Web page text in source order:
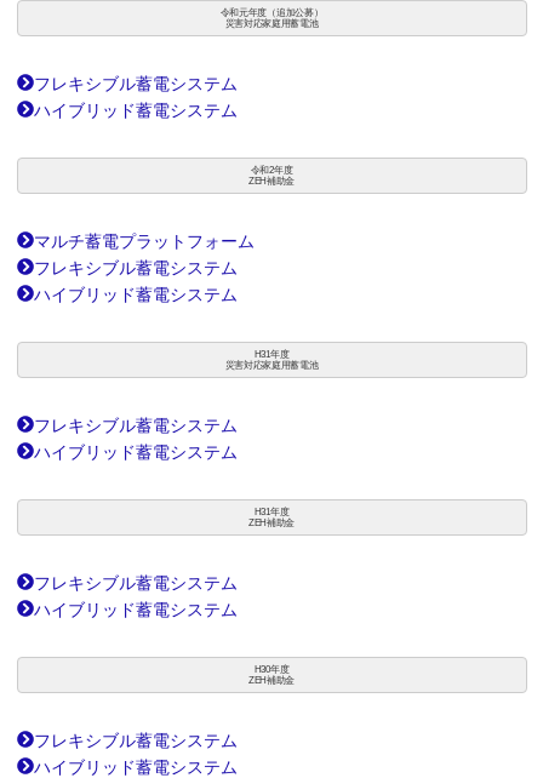
令和元年度（追加公募）
災害対応家庭用蓄電池
フレキシブル蓄電システム
ハイブリッド蓄電システム
令和2年度
ZEH補助金
マルチ蓄電プラットフォーム
フレキシブル蓄電システム
ハイブリッド蓄電システム
H31年度
災害対応家庭用蓄電池
フレキシブル蓄電システム
ハイブリッド蓄電システム
H31年度
ZEH補助金
フレキシブル蓄電システム
ハイブリッド蓄電システム
H30年度
ZEH補助金
フレキシブル蓄電システム
ハイブリッド蓄電システム